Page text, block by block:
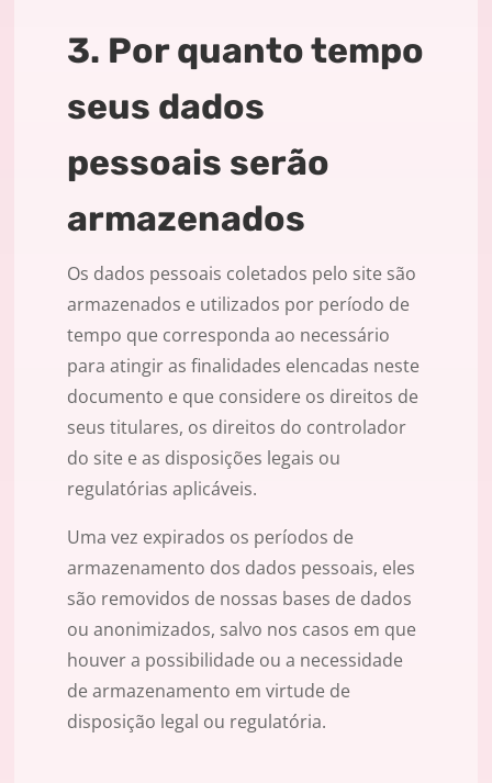
3. Por quanto tempo
seus dados
pessoais serão
armazenados
Os dados pessoais coletados pelo site são
armazenados e utilizados por período de
tempo que corresponda ao necessário
para atingir as finalidades elencadas neste
documento e que considere os direitos de
seus titulares, os direitos do controlador
do site e as disposições legais ou
regulatórias aplicáveis.
Uma vez expirados os períodos de
armazenamento dos dados pessoais, eles
são removidos de nossas bases de dados
ou anonimizados, salvo nos casos em que
houver a possibilidade ou a necessidade
de armazenamento em virtude de
disposição legal ou regulatória.